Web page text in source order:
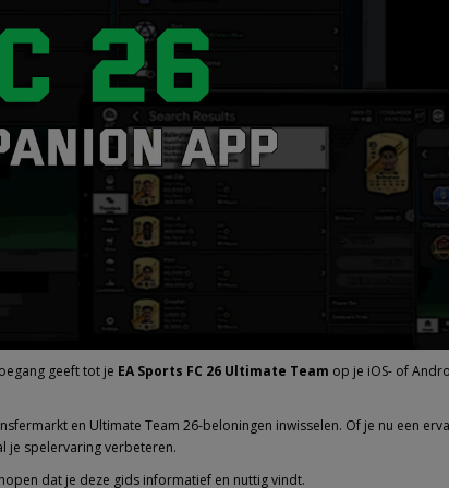
geeft tot je EA Sports FC 26 Ultimate Team op je iOS- of
en Ultimate Team 26-beloningen inwisselen. Of je nu een
je spelervaring verbeteren.
dat je deze gids informatief en nuttig vindt.